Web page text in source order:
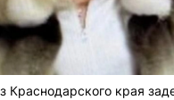
Краснодарского края